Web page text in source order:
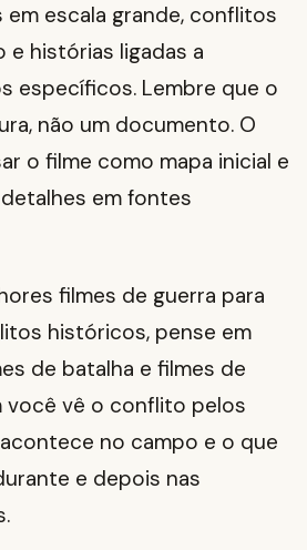
em escala grande, conflitos
e histórias ligadas a
específicos. Lembre que o
não um documento. O
o filme como mapa inicial e
em fontes
filmes de guerra para
históricos, pense em
de batalha e filmes de
você vê o conflito pelos
no campo e o que
e depois nas